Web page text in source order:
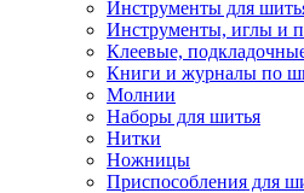
Инструменты для
Инструменты, иглы и
Клеевые,
Книги и журналы по
Молнии
Наборы для шитья
Нитки
Ножницы
Приспособления для